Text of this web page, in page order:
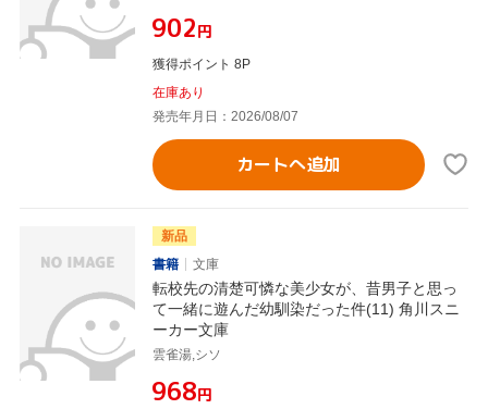
¥902円
獲得ポイント 8P
在庫あり
発売年月日：2026/08/07
カートへ追加
新品
書籍
文庫
転校先の清楚可憐な美少女が、昔男子と思っ
て一緒に遊んだ幼馴染だった件(11) 角川スニ
ーカー文庫
雲雀湯,シソ
¥968円